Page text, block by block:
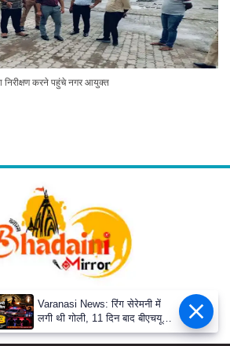
निरीक्षण करने पहुंचे नगर आयुक्त
Varanasi News: रिंग सेरेमनी में
लगी थी गोली, 11 दिन बाद बीएचयू
ट्रॉमा सेंटर में युवक की मौत